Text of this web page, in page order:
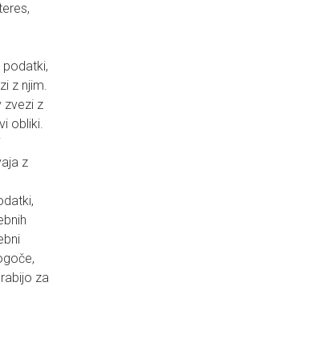
z njim.
zvezi z
obliki.
z
za